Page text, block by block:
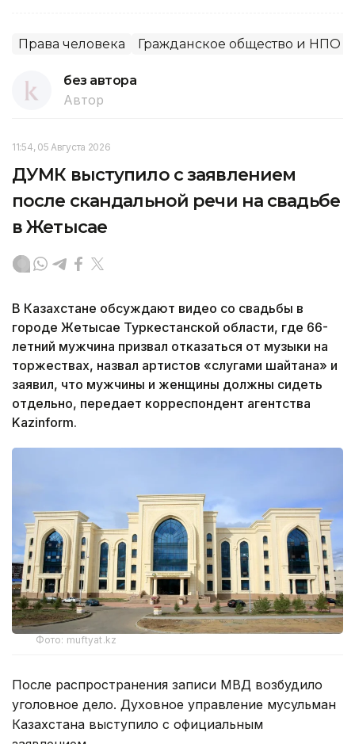
Права человека Гражданское общество и НПО
без автора
Автор
11:54, 05 Августа 2026
ДУМК выступило с заявлением
после скандальной речи на свадьбе
в Жетысае
В Казахстане обсуждают видео со свадьбы в
городе Жетысае Туркестанской области, где 66-
летний мужчина призвал отказаться от музыки на
торжествах, назвал артистов «слугами шайтана» и
заявил, что мужчины и женщины должны сидеть
отдельно, передает корреспондент агентства
Kazinform.
Фото: muftyat.kz
После распространения записи МВД возбудило
уголовное дело. Духовное управление мусульман
Казахстана выступило с официальным